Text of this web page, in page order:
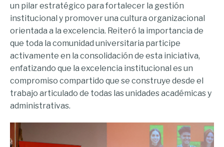
un pilar estratégico para fortalecer la gestión
institucional y promover una cultura organizacional
orientada a la excelencia. Reiteró la importancia de
que toda la comunidad universitaria participe
activamente en la consolidación de esta iniciativa,
enfatizando que la excelencia institucional es un
compromiso compartido que se construye desde el
trabajo articulado de todas las unidades académicas y
administrativas.